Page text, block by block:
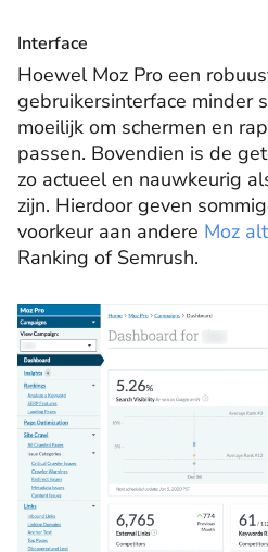
Interface
Hoewel Moz Pro een
gebruikersinterface minder
moeilijk om schermen en
passen. Bovendien is de
zo actueel en nauwkeurig
zijn. Hierdoor geven
voorkeur aan andere Moz
Ranking of Semrush.